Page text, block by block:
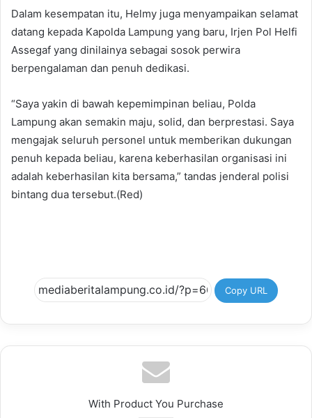
Dalam kesempatan itu, Helmy juga menyampaikan selamat
datang kepada Kapolda Lampung yang baru, Irjen Pol Helfi
Assegaf yang dinilainya sebagai sosok perwira
berpengalaman dan penuh dedikasi.
“Saya yakin di bawah kepemimpinan beliau, Polda
Lampung akan semakin maju, solid, dan berprestasi. Saya
mengajak seluruh personel untuk memberikan dukungan
penuh kepada beliau, karena keberhasilan organisasi ini
adalah keberhasilan kita bersama,” tandas jenderal polisi
bintang dua tersebut.(Red)
Copy URL
With Product You Purchase